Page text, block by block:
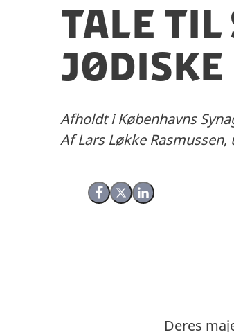
Tale til
jødiske
Del på Facebook
Del på X (Twitter)
Del på LinkedIn
Afholdt i Københavns
Af Lars Løkke
Deres